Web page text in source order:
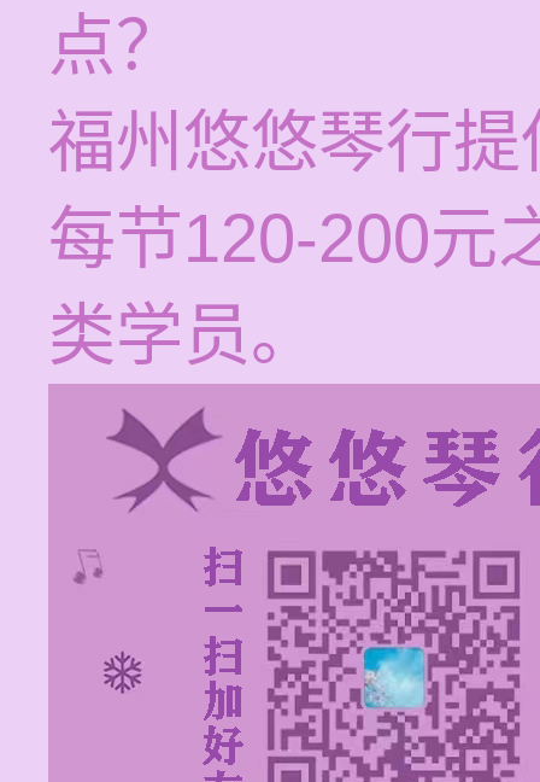
点？
福州悠悠琴行
每节120-200元
类学员。